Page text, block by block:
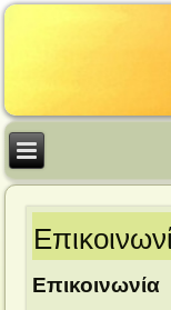
Επικοινωνία